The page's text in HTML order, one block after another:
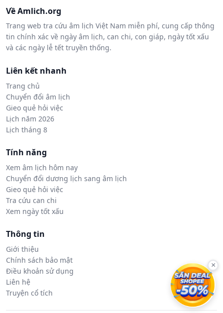
Về Amlich.org
Trang web tra cứu âm lịch Việt Nam miễn phí, cung cấp thông
tin chính xác về ngày âm lịch, can chi, con giáp, ngày tốt xấu
và các ngày lễ tết truyền thống.
Liên kết nhanh
Trang chủ
Chuyển đổi âm lịch
Gieo quẻ hỏi việc
Lịch năm 2026
Lịch tháng 8
Tính năng
Xem âm lịch hôm nay
Chuyển đổi dương lịch sang âm lịch
Gieo quẻ hỏi việc
Tra cứu can chi
Xem ngày tốt xấu
Thông tin
Giới thiệu
Chính sách bảo mật
Điều khoản sử dụng
Liên hệ
Truyện cổ tích
×